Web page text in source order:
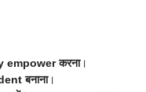
empower करना।
बनाना।